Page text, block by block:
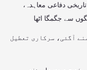
دفاعی معاہدہ،
سے جگمگا اٹھا
آگئی، سرکاری تعطیل